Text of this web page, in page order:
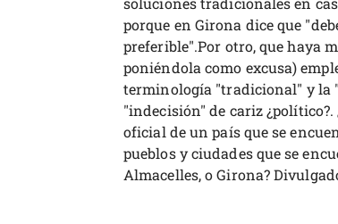
porque en Girona dice que
preferible".Por otro, que haya
poniéndola como excusa)
terminología "tradicional" y la
"indecisión" de cariz ¿político?.
oficial de un país que se
pueblos y ciudades que se
Almacelles, o Girona?